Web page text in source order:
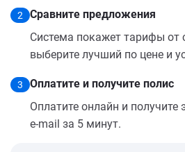
2
Сравните предложения
Система покажет тарифы от
выберите лучший по цене и
3
Оплатите и получите полис
Оплатите онлайн и получите
e-mail за 5 минут.